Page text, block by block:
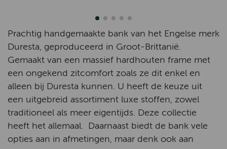
Prachtig handgemaakte bank van het Engelse merk
Duresta, geproduceerd in Groot-Brittanië.
Gemaakt van een massief hardhouten frame met
een ongekend zitcomfort zoals ze dit enkel en
alleen bij Duresta kunnen. U heeft de keuze uit
een uitgebreid assortiment luxe stoffen, zowel
traditioneel als meer eigentijds. Deze collectie
heeft het allemaal. Daarnaast biedt de bank vele
opties aan in afmetingen, maar denk ook aan